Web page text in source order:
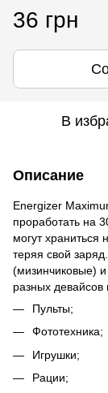
36 грн
В
Описание
Energizer
проработать на
могут
теряя свой
(мизинчиковые)
разных девайсов
Пульты;
Фототехника;
Игрушки;
Рации;